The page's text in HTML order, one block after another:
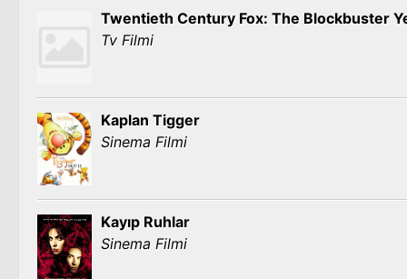
Twentieth Century Fox: The Blockbuster
Tv Filmi
Kaplan Tigger
Sinema Filmi
Kayıp Ruhlar
Sinema Filmi